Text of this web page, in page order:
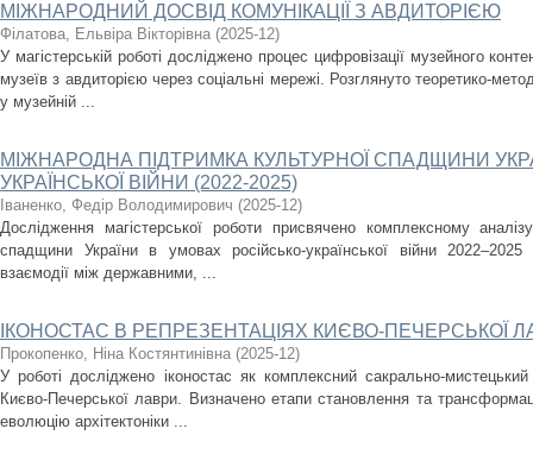
МІЖНАРОДНИЙ ДОСВІД КОМУНІКАЦІЇ З АВДИТОРІЄЮ
Філатова, Ельвіра Вікторівна (2025-12)
У магістерській роботі досліджено процес цифровізації музейного
музеїв з авдиторією через соціальні мережі. Розглянуто теоретико-
у музейній ...
МІЖНАРОДНА ПІДТРИМКА КУЛЬТУРНОЇ СПАДЩИНИ
УКРАЇНСЬКОЇ ВІЙНИ (2022-2025)
Іваненко, Федір Володимирович (2025-12)
Дослідження магістерської роботи присвячено комплексному
спадщини України в умовах російсько-української війни
взаємодії між державними, ...
ІКОНОСТАС В РЕПРЕЗЕНТАЦІЯХ КИЄВО-ПЕЧЕРСЬКОЇ
Прокопенко, Ніна Костянтинівна (2025-12)
У роботі досліджено іконостас як комплексний сакрально-
Києво-Печерської лаври. Визначено етапи становлення та
еволюцію архітектоніки ...